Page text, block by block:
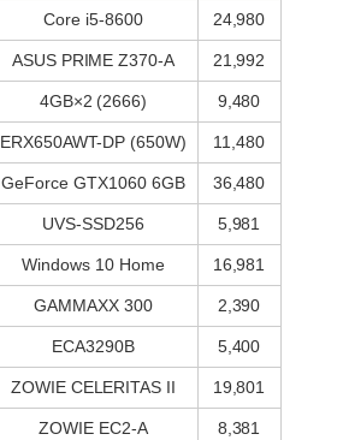
Core i5-8600 24,980
ASUS PRIME Z370-A 21,992
4GB×2 (2666) 9,480
ERX650AWT-DP (650W) 11,480
GeForce GTX1060 6GB 36,480
UVS-SSD256 5,981
Windows 10 Home 16,981
GAMMAXX 300 2,390
ECA3290B 5,400
ZOWIE CELERITAS II 19,801
ZOWIE EC2-A 8,381